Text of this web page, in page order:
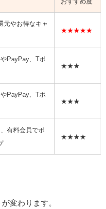
おすすめ度
元やお得なキャ
★★★★★
PayPay、Tポ
★★★
PayPay、Tポ
★★★
有料会員でポ
★★★★
変わります。